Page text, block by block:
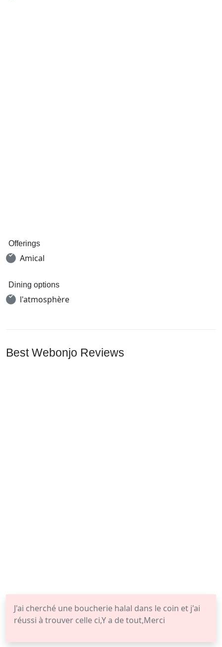
Offerings
Amical
Dining options
l'atmosphère
Best Webonjo Reviews
J'ai cherché une boucherie halal dans le coin et j'ai
réussi à trouver celle ci,Y a de tout,Merci